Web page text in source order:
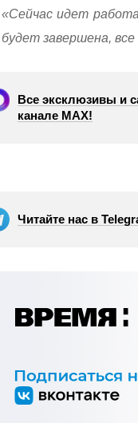
«Сейчас идет
будет завершена,
Все эксклюзивы и
канале МАХ!
Читайте нас в